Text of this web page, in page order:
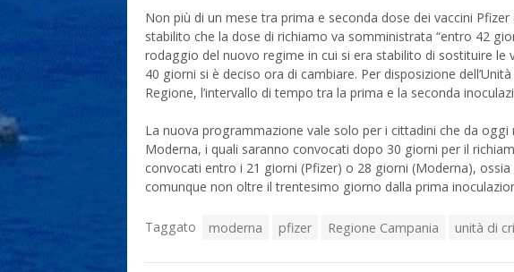
Non più di un mese tra prima e seconda dose dei vaccini
stabilito che la dose di richiamo va somministrata “entro 42
rodaggio del nuovo regime in cui si era stabilito di sostituire le
40 giorni si è deciso ora di cambiare. Per disposizione
Regione, l’intervallo di tempo tra la prima e la seconda
La nuova programmazione vale solo per i cittadini che da
Moderna, i quali saranno convocati dopo 30 giorni per il
convocati entro i 21 giorni (Pfizer) o 28 giorni (Moderna),
comunque non oltre il trentesimo giorno dalla prima
Taggato moderna pfizer Regione Campania unità di